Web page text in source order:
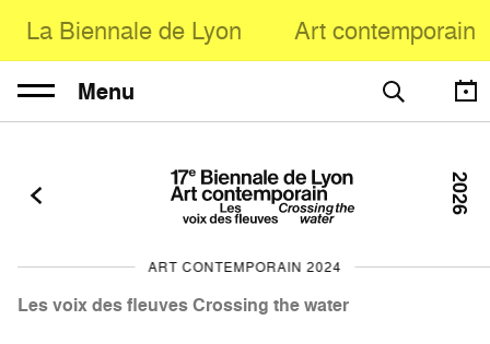
La Biennale de Lyon Art contemporain
Menu
ART CONTEMPORAIN 2024
Les voix des fleuves Crossing the water
2026